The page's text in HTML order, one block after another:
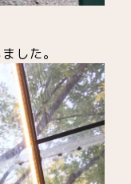
した。